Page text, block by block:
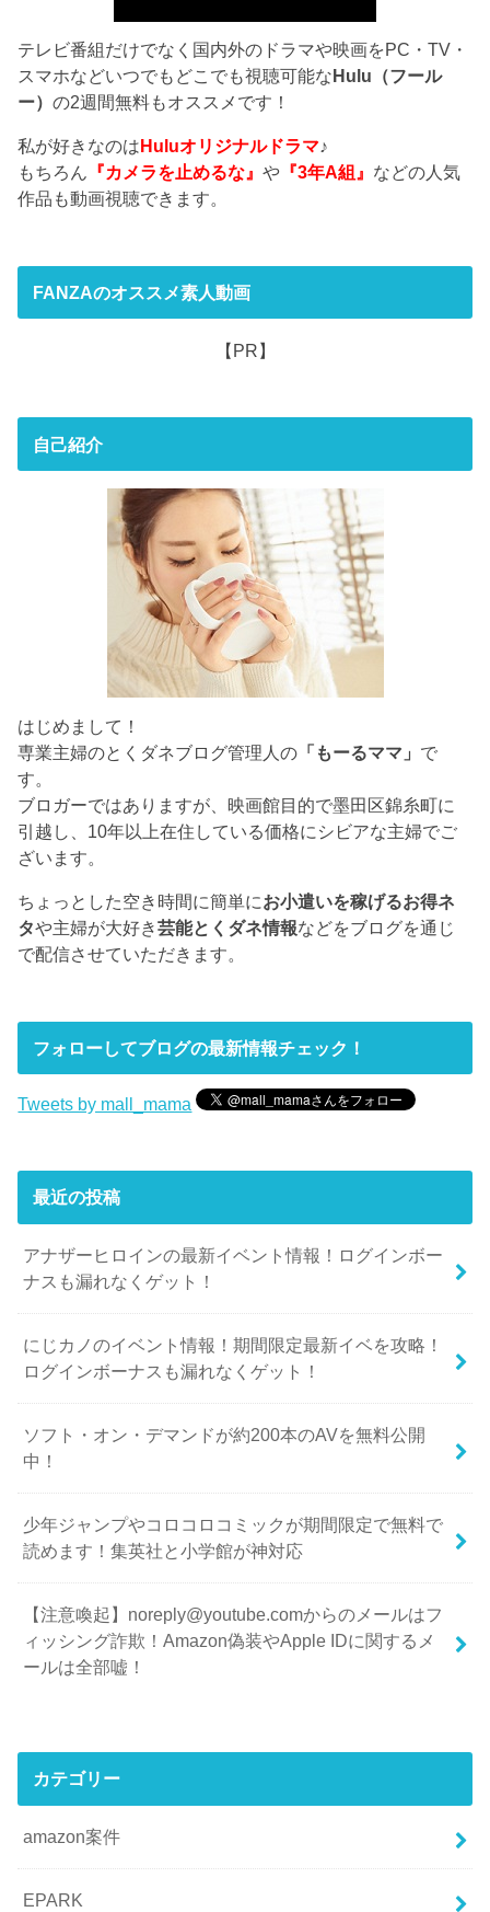
テレビ番組だけでなく国内外のドラマや映画をPC・TV・
スマホなどいつでもどこでも視聴可能なHulu（フール
ー）の2週間無料もオススメです！
私が好きなのはHuluオリジナルドラマ♪
もちろん 『カメラを止めるな』や 『3年A組』 などの人気
作品も動画視聴できます。
FANZAのオススメ素人動画
【PR】
自己紹介
はじめまして！
専業主婦のとくダネブログ管理人の 「もーるママ」 で
す。
ブロガーではありますが、映画館目的で墨田区錦糸町に
引越し、10年以上在住している価格にシビアな主婦でご
ざいます。
ちょっとした空き時間に簡単にお小遣いを稼げるお得ネ
タや主婦が大好き芸能とくダネ情報などをブログを通じ
で配信させていただきます。
フォローしてブログの最新情報チェック！
Tweets by mall_mama
最近の投稿
アナザーヒロインの最新イベント情報！ログインボー
ナスも漏れなくゲット！
にじカノのイベント情報！期間限定最新イベを攻略！
ログインボーナスも漏れなくゲット！
ソフト・オン・デマンドが約200本のAVを無料公開
中！
少年ジャンプやコロコロコミックが期間限定で無料で
読めます！集英社と小学館が神対応
【注意喚起】noreply@youtube.comからのメールはフ
ィッシング詐欺！Amazon偽装やApple IDに関するメ
ールは全部嘘！
カテゴリー
amazon案件
EPARK